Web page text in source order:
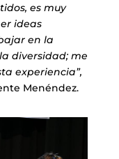
es muy
ideas
en la
diversidad; me
experiencia”,
Menéndez.